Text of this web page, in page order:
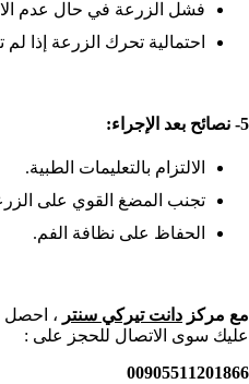
فشل الزرعة في حال عدم
احتمالية تحرك الزرعة إذا
5- نصائح بعد الإجراء:
الالتزام بالتعليمات الطبية.
تجنب المضغ القوي على
الحفاظ على نظافة الفم.
مع مركز دانت تيركي سنتر ، احصل
عليك سوى الاتصال للحجز على :
00905511201866